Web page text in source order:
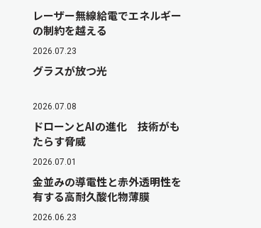
レーザー無線給電でエネルギー
の制約を越える
2026.07.23
グラスが放つ光
2026.07.08
ドローンとAIの進化 技術がも
たらす脅威
2026.07.01
金並みの導電性と赤外透明性を
有する高耐久酸化物薄膜
2026.06.23